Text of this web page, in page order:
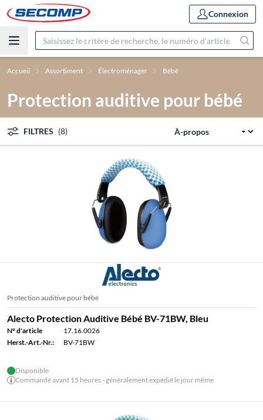
Connexion
Accueil Assortiment Électroménager Bébé
Protection auditive pour bébé
FILTRES (8)
Protection auditive pour bébé
Alecto Protection Auditive Bébé BV-71BW, Bleu
N° d'article
17.16.0026
Herst.-Art.-Nr.:
BV-71BW
Disponible
Commandé avant 15 heures - généralement expédié le jour même